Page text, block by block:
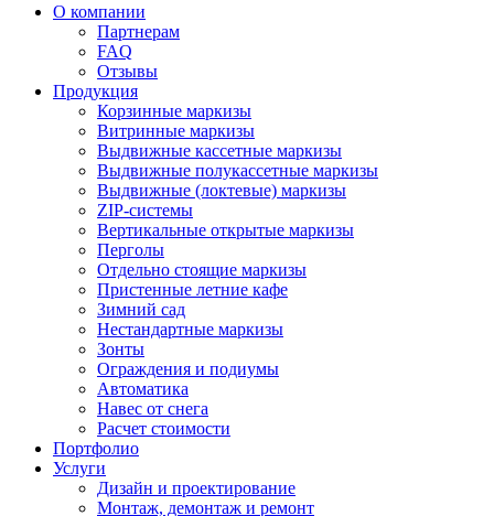
О компании
Партнерам
FAQ
Отзывы
Продукция
Корзинные маркизы
Витринные маркизы
Выдвижные кассетные маркизы
Выдвижные полукассетные маркизы
Выдвижные (локтевые) маркизы
ZIP-системы
Вертикальные открытые маркизы
Перголы
Отдельно стоящие маркизы
Пристенные летние кафе
Зимний сад
Нестандартные маркизы
Зонты
Ограждения и подиумы
Автоматика
Навес от снега
Расчет стоимости
Портфолио
Услуги
Дизайн и проектирование
Монтаж, демонтаж и ремонт